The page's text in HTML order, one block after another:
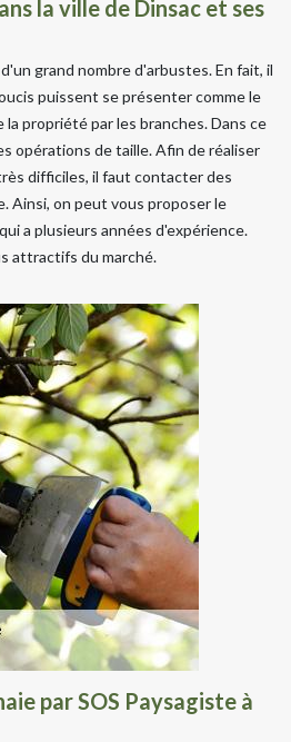
la ville de Dinsac et ses
grand nombre d'arbustes. En fait, il
puissent se présenter comme le
propriété par les branches. Dans ce
opérations de taille. Afin de réaliser
difficiles, il faut contacter des
Ainsi, on peut vous proposer le
a plusieurs années d'expérience.
attractifs du marché.
par SOS Paysagiste à